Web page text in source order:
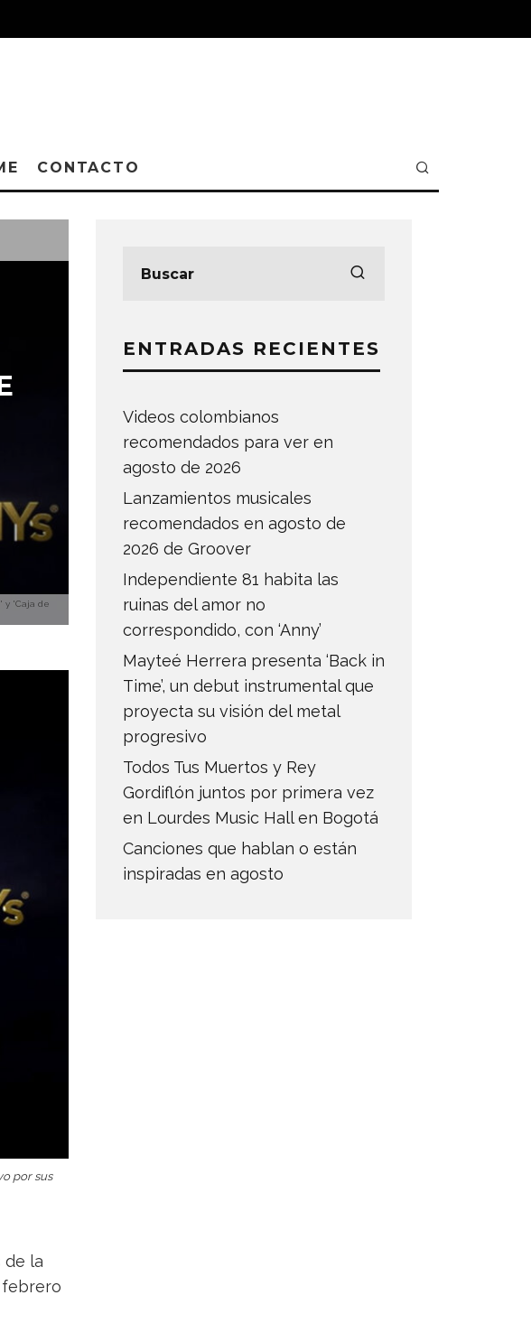
CONTACTO
y 'Caja de
por sus
de la
febrero
ENTRADAS RECIENTES
Videos colombianos
recomendados para ver en
agosto de 2026
Lanzamientos musicales
recomendados en agosto de
2026 de Groover
Independiente 81 habita las
ruinas del amor no
correspondido, con ‘Anny’
Mayteé Herrera presenta ‘Back in
Time’, un debut instrumental que
proyecta su visión del metal
progresivo
Todos Tus Muertos y Rey
Gordiflón juntos por primera vez
en Lourdes Music Hall en Bogotá
Canciones que hablan o están
inspiradas en agosto